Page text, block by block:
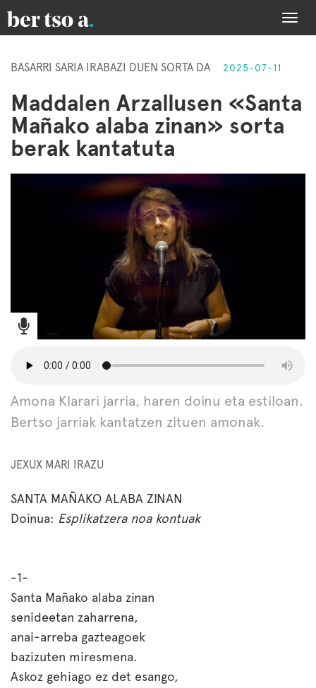
BASARRI SARIA IRABAZI DUEN SORTA DA 2025-07-11
Maddalen Arzallusen «Santa
Mañako alaba zinan» sorta
berak kantatuta
Amona Klarari jarria, haren doinu eta estiloan.
Bertso jarriak kantatzen zituen amonak.
JEXUX MARI IRAZU
SANTA MAÑAKO ALABA ZINAN
Doinua: Esplikatzera noa kontuak
-1-
Santa Mañako alaba zinan
senideetan zaharrena,
anai-arreba gazteagoek
bazizuten miresmena.
Askoz gehiago ez det esango,